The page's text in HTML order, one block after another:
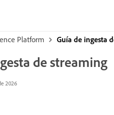
Platform Guía de ingesta
de streaming
2026